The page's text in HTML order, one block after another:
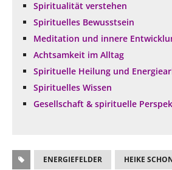
Spiritualität verstehen
Spirituelles Bewusstsein
Meditation und innere
Achtsamkeit im Alltag
Spirituelle Heilung und
Spirituelles Wissen
Gesellschaft & spirituelle
ENERGIEFELDER HEIKE